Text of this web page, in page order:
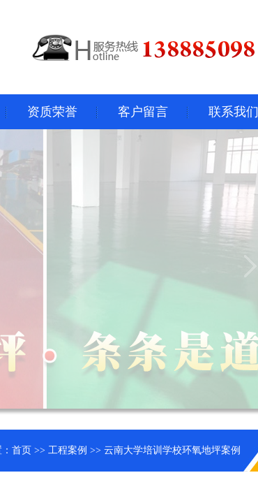
资质荣誉 客户留言 联系我们
首页 >> 工程案例 >> 云南大学培训学校环氧地坪案例